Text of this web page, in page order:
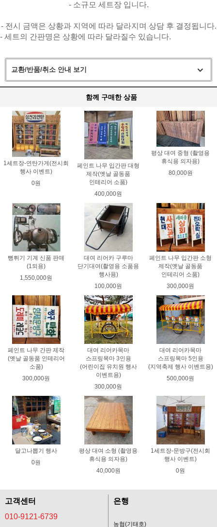
- 소규모 세트장 입니다.
- 전시 금액은 상황과 지역에 따라 달라지며 상담 후 결정됩니다.
- 세트의 간판명은 상황에 따라 달라질수 있습니다.
교환/반품/취소 안내 보기
함께 구매한 상품
1세트장-연탄가게(전시회
행사 이벤트)
0원
페인트 나무 입간판 대형
제작(옛날 골동품
인테리어 소품)
400,000원
평상 대여 중형 (촬영용
휴식용 의자용)
80,000원
뻥튀기 기계 신품 판매
(1되용)
1,550,000원
대여 리어카 구루마
단기대여(촬영용 소품용
행사용)
100,000원
페인트 나무 입간판 소형
제작(옛날 골동품
인테리어 소품)
300,000원
페인트 나무 간판 제작
(옛날 골동품 인테리어
소품)
300,000원
대여 리어카목마
스프링목마 3인용
(어린이집 유치원 행사
이벤트용)
300,000원
대여 리어카목마
스프링목마 5인용
(지역축제 행사 이벤트용)
500,000원
달고나뽑기 행사
0원
평상 대여 소형 (촬영용
휴식용 의자용)
40,000원
1세트장-문방구(전시회
행사 이벤트)
0원
고객센터
010-9121-6739
은행
농협(기태호)